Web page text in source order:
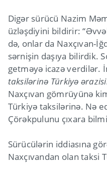
Digər sürücü Nazim
üzləşdiyini bildirir:
də, onlar da Naxçıvan-
sərnişin daşıya bilirdik.
getməyə icazə verdilər.
taksilərinə Türkiyə
Naxçıvan gömrüyünə
Türkiyə taksilərinə. Nə
Çörəkpulunu çıxara
Sürücülərin iddiasına
Naxçıvandan olan taksi